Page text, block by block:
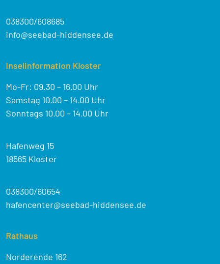
038300/608685
info@seebad-hiddensee.de
Inselinformation Kloster
Mo-Fr: 09.30 – 16.00 Uhr
Samstag 10.00 – 14.00 Uhr
Sonntags 10.00 – 14.00 Uhr
Hafenweg 15
18565 Kloster
038300/60654
hafencenter@seebad-hiddensee.de
Rathaus
Norderende 162